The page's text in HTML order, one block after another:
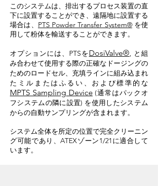
このシステムは、排出するプロセス装置の直
下に設置することができ、遠隔地に設置する
場合は、 PTS Powder Transfer System®を使
用して粉体を輸送することができます。
オプションには、PTSをDosiValve®, と組
み合わせて使用する際の正確なドージングの
ためのロードセル、充填ラインに組み込まれ
たミルまたはふるい、および標準的な
MPTS Sampling Device (通常はパックオ
フシステムの隣に設置) を使用したシステム
からの自動サンプリングが含まれます。
システム全体を所定の位置で完全クリーニン
グ可能であり、ATEXゾーン1/21に適合して
います。